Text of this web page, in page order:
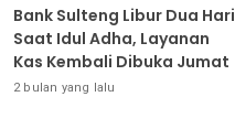
Bank Sulteng Libur Dua Hari
Saat Idul Adha, Layanan
Kas Kembali Dibuka Jumat
2 bulan yang lalu